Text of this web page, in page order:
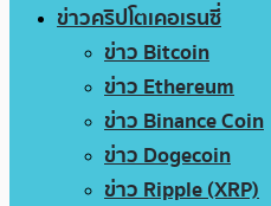
ข่าวคริปโตเคอเรนซี่
ข่าว Bitcoin
ข่าว Ethereum
ข่าว Binance Coin
ข่าว Dogecoin
ข่าว Ripple (XRP)